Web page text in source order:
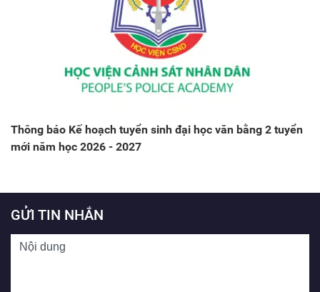
Thông báo Kế hoạch tuyển sinh đại học văn bằng 2 tuyển
mới năm học 2026 - 2027
GỬI TIN NHẮN